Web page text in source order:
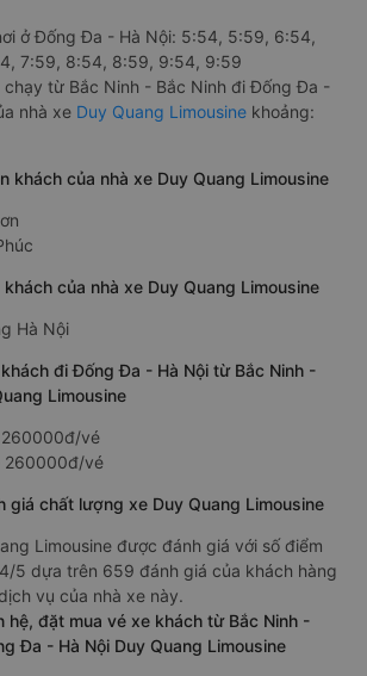
ở Đống Đa - Hà Nội: 5:54, 5:59, 6:54,
7:59, 8:54, 8:59, 9:54, 9:59
chạy từ Bắc Ninh - Bắc Ninh đi Đống Đa -
nhà xe Duy Quang Limousine khoảng:
khách của nhà xe Duy Quang Limousine
của nhà xe Duy Quang Limousine
Hà Nội
đi Đống Đa - Hà Nội từ Bắc Ninh -
Limousine
260000đ/vé
260000đ/vé
giá chất lượng xe Duy Quang Limousine
Limousine được đánh giá với số điểm
5 dựa trên 659 đánh giá của khách hàng
vụ của nhà xe này.
hệ, đặt mua vé xe khách từ Bắc Ninh -
Đa - Hà Nội Duy Quang Limousine